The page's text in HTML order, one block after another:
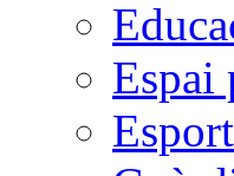
Espai